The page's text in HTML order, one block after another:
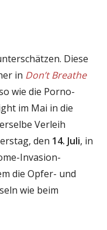
Diese
in Don’t Breathe
wie die Porno-
im Mai in die
Verleih
den 14. Juli, in
Invasion-
die Opfer- und
wie beim